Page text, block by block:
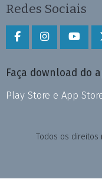
Redes Sociais
Faça download do
Play Store e App
Todos os direitos